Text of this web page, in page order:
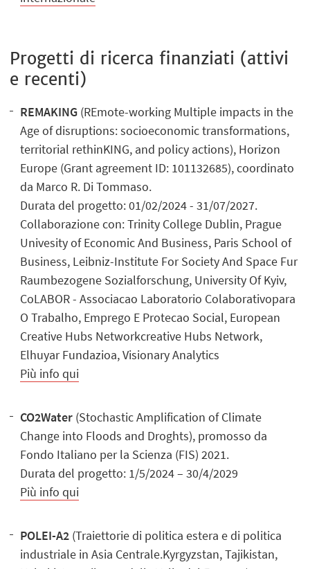
Progetti di ricerca finanziati (attivi
e recenti)
REMAKING (REmote-working Multiple impacts in the
Age of disruptions: socioeconomic transformations,
territorial rethinKING, and policy actions), Horizon
Europe (Grant agreement ID: 101132685), coordinato
da Marco R. Di Tommaso.
Durata del progetto: 01/02/2024 - 31/07/2027.
Collaborazione con: Trinity College Dublin, Prague
Univesity of Economic And Business, Paris School of
Business, Leibniz-Institute For Society And Space Fur
Raumbezogene Sozialforschung, University Of Kyiv,
CoLABOR - Associacao Laboratorio Colaborativopara
O Trabalho, Emprego E Protecao Social, European
Creative Hubs Networkcreative Hubs Network,
Elhuyar Fundazioa, Visionary Analytics
Più info qui
CO2Water (Stochastic Amplification of Climate
Change into Floods and Droghts), promosso da
Fondo Italiano per la Scienza (FIS) 2021.
Durata del progetto: 1/5/2024 – 30/4/2029
Più info qui
POLEI-A2 (Traiettorie di politica estera e di politica
industriale in Asia Centrale.Kyrgyzstan, Tajikistan,